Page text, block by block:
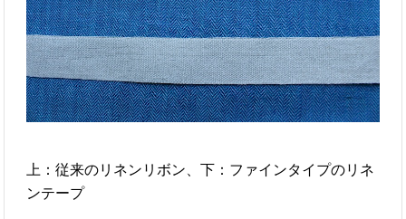
上：従来のリネンリボン、下：ファインタイプのリネ
ンテープ